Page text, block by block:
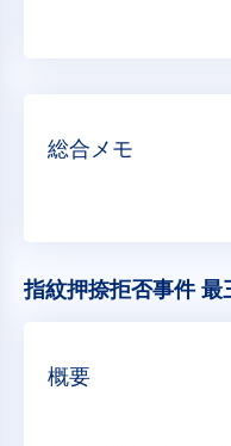
総合メモ
指紋押捺拒否事件 最
概要